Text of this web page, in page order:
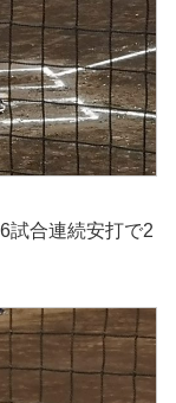
試合連続安打で2